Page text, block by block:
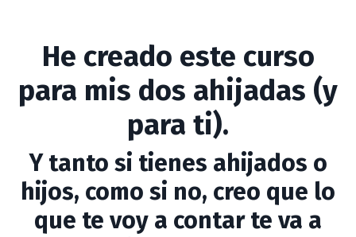
He creado este curso
para mis dos ahijadas (y
para ti).
Y tanto si tienes ahijados o
hijos, como si no, creo que lo
que te voy a contar te va a